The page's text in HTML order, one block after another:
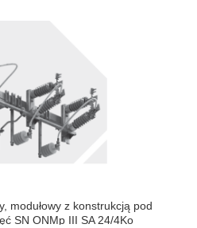
modułowy z konstrukcją pod
SN ONMp III SA 24/4Ko